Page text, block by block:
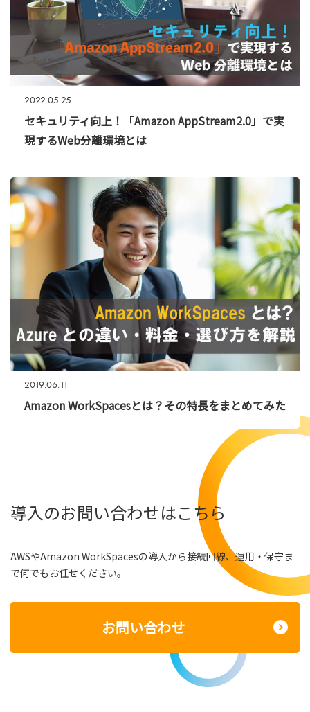
2022.05.25
セキュリティ向上！「Amazon AppStream2.0」で実
現するWeb分離環境とは
2019.06.11
Amazon WorkSpacesとは？その特長をまとめてみた
導入のお問い合わせはこちら
AWSやAmazon WorkSpacesの導入から接続回線、運用・保守ま
で何でもお任せください。
お問い合わせ